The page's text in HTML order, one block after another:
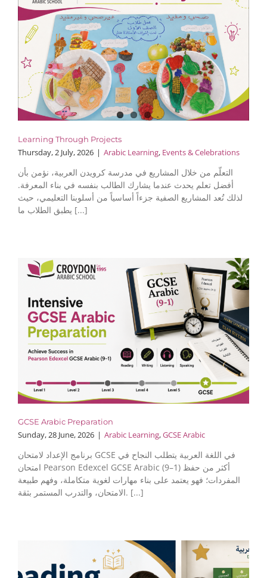
Learning Through Projects
Thursday, 2 July, 2026 | Arabic Learning, Events & Celebrations
التعلّم من خلال المشاريع في مدرسة كرويدن العربية، نؤمن بأن
أفضل تعلم يحدث عندما يشارك الطالب بنفسه في بناء المعرفة.
لذلك تُعد المشاريع الصفية جزءاً أساسياً من أسلوبنا التعليمي، حيث
يطبق الطلاب ما [...]
GCSE Arabic Preparation
Sunday, 28 June, 2026 | Arabic Learning,GCSE Arabic
برنامج الإعداد لامتحان GCSE في اللغة العربية يتطلب النجاح في
امتحان Pearson Edexcel GCSE Arabic (9–1) أكثر من حفظ
المفردات؛ فهو يعتمد على بناء مهارات لغوية متكاملة، وفهم طبيعة
الامتحان، والتدرب المستمر بثقة. [...]